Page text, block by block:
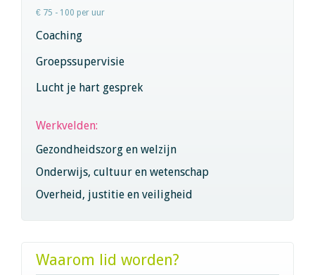
€ 75 - 100 per uur
Coaching
Groepssupervisie
Lucht je hart gesprek
Werkvelden:
Gezondheidszorg en welzijn
Onderwijs, cultuur en wetenschap
Overheid, justitie en veiligheid
Waarom lid worden?